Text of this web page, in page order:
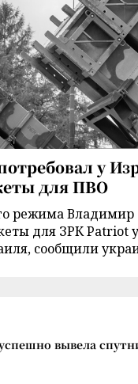
у
для ПВО
режима
для ЗРК Patriot
сообщили
вывела